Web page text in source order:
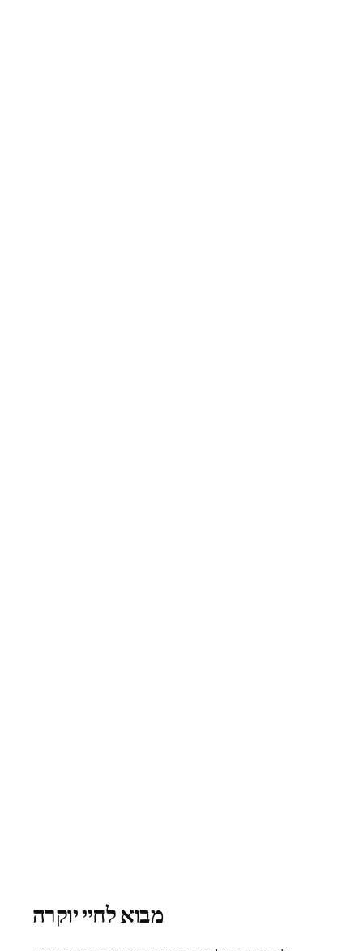
מבוא לחיי יוקרה